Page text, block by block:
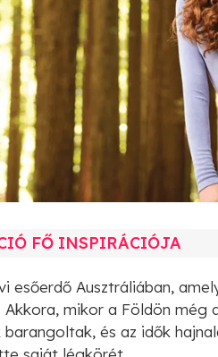
FŐ INSPIRÁCIÓJA
esőerdő Ausztráliában,
mikor a Földön még
és az idők